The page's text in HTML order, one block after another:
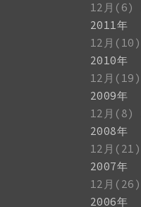
12月(6)
2011年
12月(10)
2010年
12月(19)
2009年
12月(8)
2008年
12月(21)
2007年
12月(26)
2006年